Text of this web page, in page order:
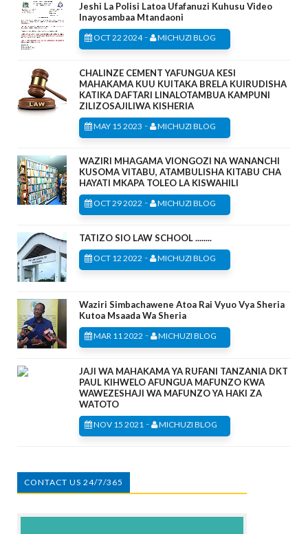
Jeshi La Polisi Latoa Ufafanuzi Kuhusu Video
Inayosambaa Mtandaoni
OCT 22 2024- MICHUZI BLOG
CHALINZE CEMENT YAFUNGUA KESI
MAHAKAMA KUU KUITAKA BRELA KUIRUDISHA
KATIKA DAFTARI LINALOTAMBUA KAMPUNI
ZILIZOSAJILIWA KISHERIA
MAY 15 2023 - MICHUZI BLOG
WAZIRI MHAGAMA VIONGOZI NA WANANCHI
KUSOMA VITABU, ATAMBULISHA KITABU CHA
HAYATI MKAPA TOLEO LA KISWAHILI
OCT 29 2022 - MICHUZI BLOG
TATIZO SIO LAW SCHOOL ........
OCT 12 2022 - MICHUZI BLOG
Waziri Simbachawene Atoa Rai Vyuo Vya Sheria
Kutoa Msaada Wa Sheria
MAR 11 2022 - MICHUZI BLOG
JAJI WA MAHAKAMA YA RUFANI TANZANIA DKT
PAUL KIHWELO AFUNGUA MAFUNZO KWA
WAWEZESHAJI WA MAFUNZO YA HAKI ZA
WATOTO
NOV 15 2021 - MICHUZI BLOG
CONTACT US 24/7/365